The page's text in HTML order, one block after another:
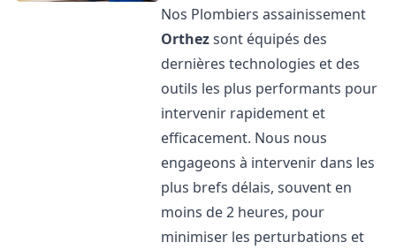
Nos Plombiers assainissement
Orthezsont équipés des
dernières technologies et des
outils les plus performants pour
intervenir rapidement et
efficacement. Nous nous
engageons à intervenir dans les
plus brefs délais, souvent en
moins de 2 heures, pour
minimiser les perturbations et